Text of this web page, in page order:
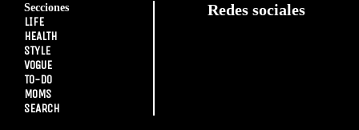
Secciones
LIFE
HEALTH
STYLE
VOGUE
TO-DO
MOMS
SEARCH
Redes sociales